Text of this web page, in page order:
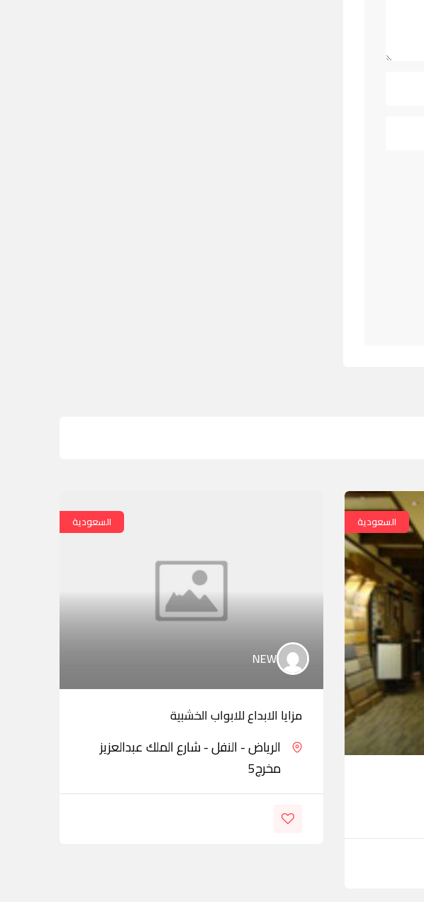
السعودية السعودية
NEW
مزايا الابداع للابواب الخشبية
الرياض - النفل - شارع الملك عبدالعزيز
مخرج5